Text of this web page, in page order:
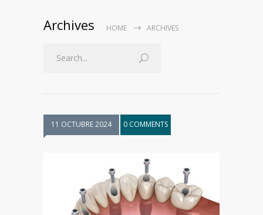
Archives HOME ARCHIVES
11 OCTUBRE 2024 0 COMMENTS